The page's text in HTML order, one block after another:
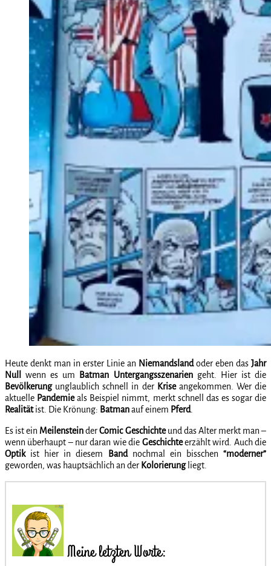
Heute denkt man in erster Linie an Niemandslandoder eben das Jahr
Nullwenn es um Batman Untergangsszenariengeht. Hier ist die
Bevölkerungunglaublich schnell in der Kriseangekommen. Wer die
aktuelle Pandemieals Beispiel nimmt, merkt schnell das es sogar die
Realitätist. Die Krönung: Batmanauf einem Pferd.
Es ist ein MeilensteinderComic Geschichteund das Alter merkt man –
wenn überhaupt – nur daran wie die Geschichteerzählt wird. Auch die
Optikist hier in diesem Bandnochmal ein bisschen“moderner”
geworden, was hauptsächlich an der Kolorierungliegt.
Meine letzten Worte: